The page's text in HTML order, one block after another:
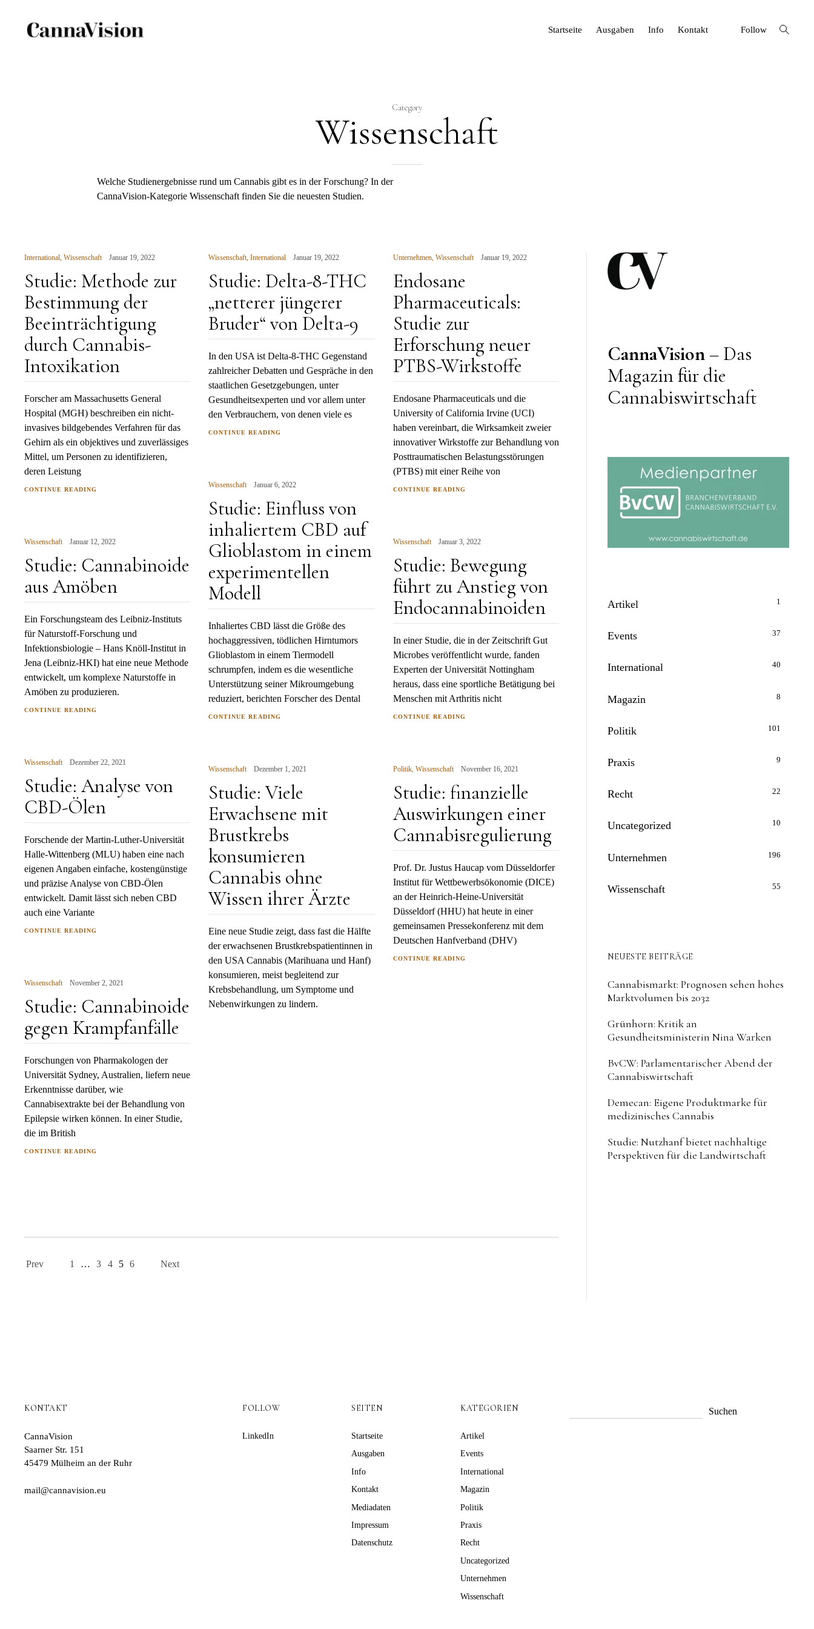
Startseite Ausgaben Info Kontakt Follow
open
search
Category
Wissenschaft
Welche Studienergebnisse rund um Cannabis gibt es in der Forschung? In der
CannaVision-Kategorie Wissenschaft finden Sie die neuesten Studien.
International, Wissenschaft Januar 19, 2022
Studie: Methode zur
Bestimmung der
Beeinträchtigung
durch Cannabis-
Intoxikation
Forscher am Massachusetts General
Hospital (MGH) beschreiben ein nicht-
invasives bildgebendes Verfahren für das
Gehirn als ein objektives und zuverlässiges
Mittel, um Personen zu identifizieren,
deren Leistung
CONTINUE READING
Wissenschaft,International Januar 19, 2022
Studie: Delta-8-THC
„netterer jüngerer
Bruder“ von Delta-9
In den USA ist Delta-8-THC Gegenstand
zahlreicher Debatten und Gespräche in den
staatlichen Gesetzgebungen, unter
Gesundheitsexperten und vor allem unter
den Verbrauchern, von denen viele es
CONTINUE READING
Unternehmen, Wissenschaft Januar 19, 2022
Endosane
Pharmaceuticals:
Studie zur
Erforschung neuer
PTBS-Wirkstoffe
Endosane Pharmaceuticals und die
University of California Irvine (UCI)
haben vereinbart, die Wirksamkeit zweier
innovativer Wirkstoffe zur Behandlung von
Posttraumatischen Belastungsstörungen
(PTBS) mit einer Reihe von
CONTINUE READING
Wissenschaft Januar 12, 2022
Studie: Cannabinoide
aus Amöben
Ein Forschungsteam des Leibniz-Instituts
für Naturstoff-Forschung und
Infektionsbiologie – Hans Knöll-Institut in
Jena (Leibniz-HKI) hat eine neue Methode
entwickelt, um komplexe Naturstoffe in
Amöben zu produzieren.
CONTINUE READING
Wissenschaft Januar 6, 2022
Studie: Einfluss von
inhaliertem CBD auf
Glioblastom in einem
experimentellen
Modell
Inhaliertes CBD lässt die Größe des
hochaggressiven, tödlichen Hirntumors
Glioblastom in einem Tiermodell
schrumpfen, indem es die wesentliche
Unterstützung seiner Mikroumgebung
reduziert, berichten Forscher des Dental
CONTINUE READING
Wissenschaft Januar 3, 2022
Studie: Bewegung
führt zu Anstieg von
Endocannabinoiden
In einer Studie, die in der Zeitschrift Gut
Microbes veröffentlicht wurde, fanden
Experten der Universität Nottingham
heraus, dass eine sportliche Betätigung bei
Menschen mit Arthritis nicht
CONTINUE READING
Wissenschaft Dezember 22, 2021
Studie: Analyse von
CBD-Ölen
Forschende der Martin-Luther-Universität
Halle-Wittenberg (MLU) haben eine nach
eigenen Angaben einfache, kostengünstige
und präzise Analyse von CBD-Ölen
entwickelt. Damit lässt sich neben CBD
auch eine Variante
CONTINUE READING
Wissenschaft Dezember 1, 2021
Studie: Viele
Erwachsene mit
Brustkrebs
konsumieren
Cannabis ohne
Wissen ihrer Ärzte
Eine neue Studie zeigt, dass fast die Hälfte
der erwachsenen Brustkrebspatientinnen in
den USA Cannabis (Marihuana und Hanf)
konsumieren, meist begleitend zur
Krebsbehandlung, um Symptome und
Nebenwirkungen zu lindern.
Politik, Wissenschaft November 16, 2021
Studie: finanzielle
Auswirkungen einer
Cannabisregulierung
Prof. Dr. Justus Haucap vom Düsseldorfer
Institut für Wettbewerbsökonomie (DICE)
an der Heinrich-Heine-Universität
Düsseldorf (HHU) hat heute in einer
gemeinsamen Pressekonferenz mit dem
Deutschen Hanfverband (DHV)
CONTINUE READING
Wissenschaft November 2, 2021
Studie: Cannabinoide
gegen Krampfanfälle
Forschungen von Pharmakologen der
Universität Sydney, Australien, liefern neue
Erkenntnisse darüber, wie
Cannabisextrakte bei der Behandlung von
Epilepsie wirken können. In einer Studie,
die im British
CONTINUE READING
navigation
Prev 1 … 3 4 5 6 Next
CannaVision – Das
Magazin für die
Cannabiswirtschaft
Artikel 1
Events 37
International 40
Magazin 8
Politik 101
Praxis 9
Recht 22
Uncategorized 10
Unternehmen 196
Wissenschaft 55
NEUESTE BEITRÄGE
Cannabismarkt: Prognosen sehen hohes
Marktvolumen bis 2032
Grünhorn: Kritik an
Gesundheitsministerin Nina Warken
BvCW: Parlamentarischer Abend der
Cannabiswirtschaft
Demecan: Eigene Produktmarke für
medizinisches Cannabis
Studie: Nutzhanf bietet nachhaltige
Perspektiven für die Landwirtschaft
KONTAKT
CannaVision
Saarner Str. 151
45479 Mülheim an der Ruhr
mail@cannavision.eu
FOLLOW
LinkedIn
SEITEN
Startseite
Ausgaben
Info
Kontakt
Mediadaten
Impressum
Datenschutz
KATEGORIEN
Artikel
Events
International
Magazin
Politik
Praxis
Recht
Uncategorized
Unternehmen
Wissenschaft
Suchen